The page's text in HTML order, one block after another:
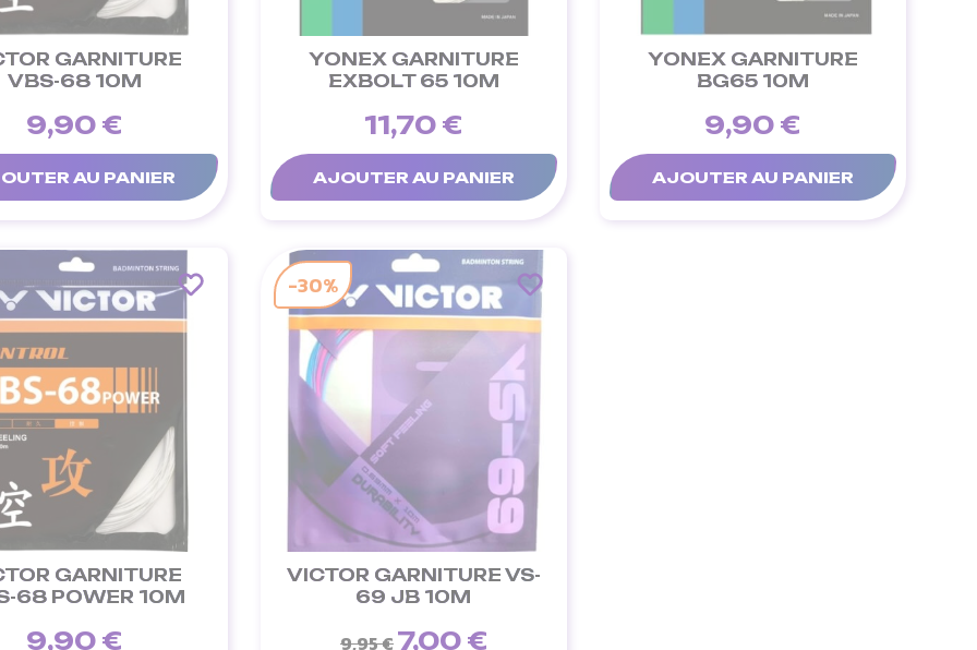
GARNITURE
VBS-68 10M
9,90 €
AU PANIER
YONEX GARNITURE
EXBOLT 65 10M
11,70 €
AJOUTER AU PANIER
YONEX GARNITURE
BG65 10M
9,90 €
AJOUTER AU PANIER
GARNITURE
68 POWER 10M
9,90 €
VICTOR GARNITURE VS-
69 JB 10M
9,95 €7,00 €
-30%